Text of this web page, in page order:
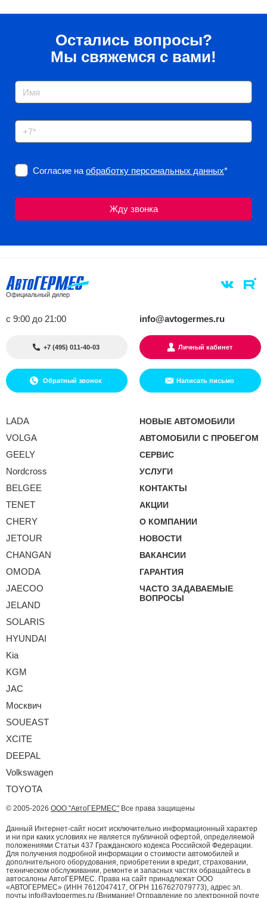
Остались вопросы?
Мы свяжемся с вами!
Согласие на обработку персональных данных*
Официальный дилер
с 9:00 до 21:00 info@avtogermes.ru
+7 (495) 011-40-03 Личный кабинет
Обратный звонок Написать письмо
LADA
VOLGA
GEELY
Nordcross
BELGEE
TENET
CHERY
JETOUR
CHANGAN
OMODA
JAECOO
JELAND
SOLARIS
HYUNDAI
Kia
KGM
JAC
Москвич
SOUEAST
XCITE
DEEPAL
Volkswagen
TOYOTA
НОВЫЕ АВТОМОБИЛИ
АВТОМОБИЛИ С ПРОБЕГОМ
СЕРВИС
УСЛУГИ
КОНТАКТЫ
АКЦИИ
О КОМПАНИИ
НОВОСТИ
ВАКАНСИИ
ГАРАНТИЯ
ЧАСТО ЗАДАВАЕМЫЕ
ВОПРОСЫ
© 2005-2026 ООО "АвтоГЕРМЕС" Все права защищены
Данный Интернет-сайт носит исключительно информационный характер
и ни при каких условиях не является публичной офертой, определяемой
положениями Статьи 437 Гражданского кодекса Российской Федерации.
Для получения подробной информации о стоимости автомобилей и
дополнительного оборудования, приобретении в кредит, страховании,
техническом обслуживании, ремонте и запасных частях обращайтесь в
автосалоны АвтоГЕРМЕС. Права на сайт принадлежат ООО
«АВТОГЕРМЕС» (ИНН 7612047417, ОГРН 1167627079773), адрес эл.
почты info@avtogermes.ru (Внимание! Отправление по электронной почте